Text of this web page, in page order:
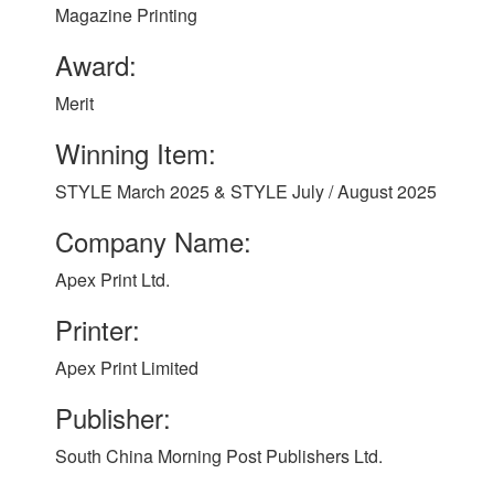
Magazine Printing
Award:
Merit
Winning Item:
STYLE March 2025 & STYLE July / August 2025
Company Name:
Apex Print Ltd.
Printer:
Apex Print Limited
Publisher:
South China Morning Post Publishers Ltd.